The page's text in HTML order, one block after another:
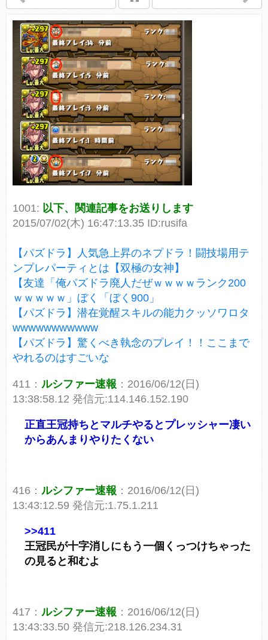
1001: 以下、関連記事をお送りします
2015/07/02(木) 16:47:13.35 ID:rusifa
【パズドラ】人気急上昇のネプドラ！闘技場用テ
ンプレパーティとは【双極の女神】
【友達「俺パズドラ廃人だぜｗｗｗｗランク200
ｗｗｗｗｗ」ぼく「ぼく900」
【パズドラ】潜在覚醒スキルの能力クッソワロタ
wwwwwwwwwww
【パズドラ】驚くべき執念のプレイ！！ここまで
やれるのはすごいな
411： ルシファー速報 ：2016/06/12(日)
13:38:58.12 発信元:114.146.152.190
正直王冠持ちとマルチやるとプレッシャー凄い
からあんまりやりたくない
416： ルシファー速報 ：2016/06/12(日)
13:43:12.59 発信元:1.75.1.211
>>411
王冠民が十字消しにもう一個くっつけちゃった
の見ると和むよ
417： ルシファー速報 ：2016/06/12(日)
13:43:33.50 発信元:218.126.234.31